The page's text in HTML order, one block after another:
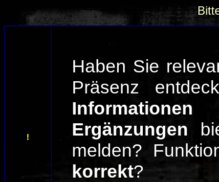
!
Haben Sie
Präsenz
Ergänzungen
melden?
korrekt?